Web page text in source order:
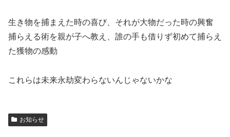
生き物を捕まえた時の喜び、それが大物だった時の興奮
捕らえる術を親が子へ教え、誰の手も借りず初めて捕らえ
た獲物の感動
これらは未来永劫変わらないんじゃないかな
お知らせ